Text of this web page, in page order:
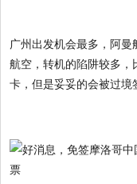
广州出发机会最多，阿
航空，转机的陷阱较多
卡，但是妥妥的会被过境